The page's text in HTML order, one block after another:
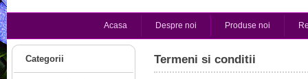
Acasa Despre noi Produse noi
Categorii Termeni si conditii